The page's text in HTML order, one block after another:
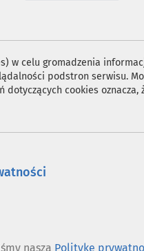
w celu gromadzenia
podstron serwisu.
dotyczących cookies
naszą Politykę